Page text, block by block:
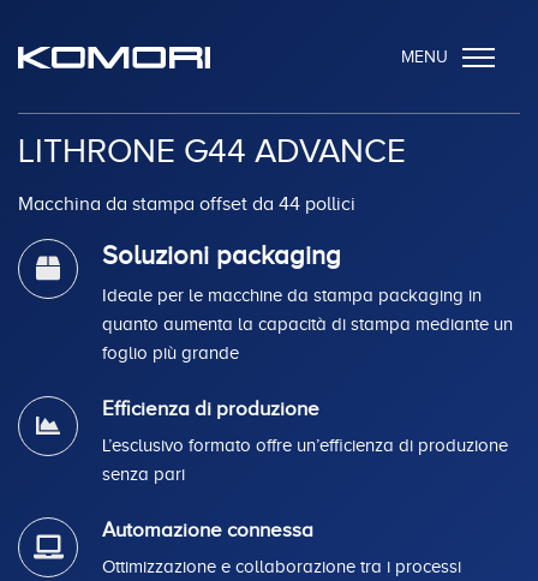
MENU
LITHRONE G44 ADVANCE
Macchina da stampa offset da 44 pollici
Soluzioni packaging
Ideale per le macchine da stampa packaging in
quanto aumenta la capacità di stampa mediante un
foglio più grande
Efficienza di produzione
L’esclusivo formato offre un’efficienza di produzione
senza pari
Automazione connessa
Ottimizzazione e collaborazione tra i processi